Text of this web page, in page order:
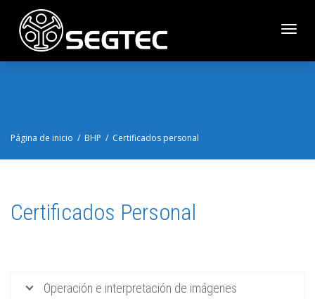
Página de inicio BHP Certificados personal
Certificados Personal
Operación e interpretación de imágenes